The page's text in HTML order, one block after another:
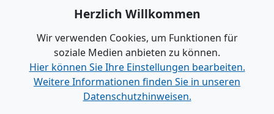
Herzlich Willkommen
Wir verwenden Cookies, um Funktionen für
soziale Medien anbieten zu können.
Hier können Sie Ihre Einstellungen bearbeiten.
Weitere Informationen finden Sie in unseren
Datenschutzhinweisen.